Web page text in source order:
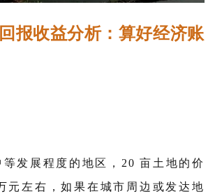
报收益分析：算好经济账
等发展程度的地区，20 亩土地的价
元左右，如果在城市周边或发达地